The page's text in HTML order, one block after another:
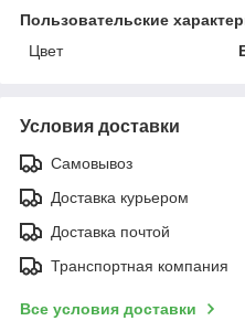
Пользовательские
Цвет
Условия доставки
Самовывоз
Доставка курьером
Доставка почтой
Транспортная компания
Все условия доставки